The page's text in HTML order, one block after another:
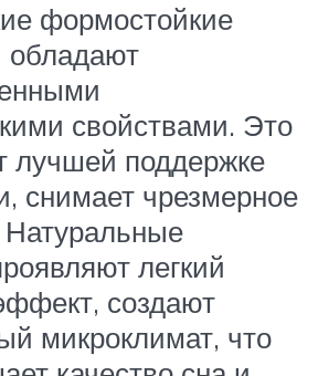
формостойкие
обладают
свойствами. Это
лучшей поддержке
снимает чрезмерное
легкий
создают
микроклимат, что